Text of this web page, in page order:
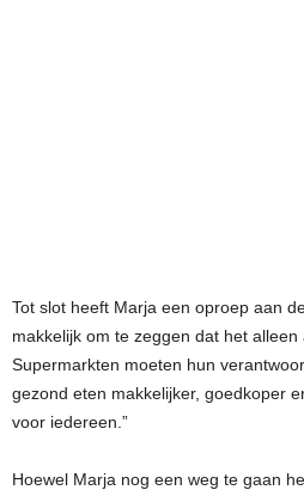
Tot slot heeft Marja een oproep aan
makkelijk om te zeggen dat het alleen
Supermarkten moeten hun
gezond eten makkelijker, goedkoper
voor iedereen.”
Hoewel Marja nog een weg te gaan